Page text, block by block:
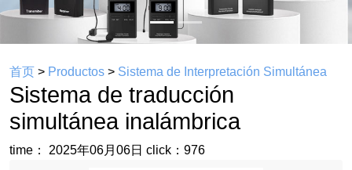
首页 > Productos > Sistema de Interpretación Simultánea
Sistema de traducción
simultánea inalámbrica
time： 2025年06月06日 click：976